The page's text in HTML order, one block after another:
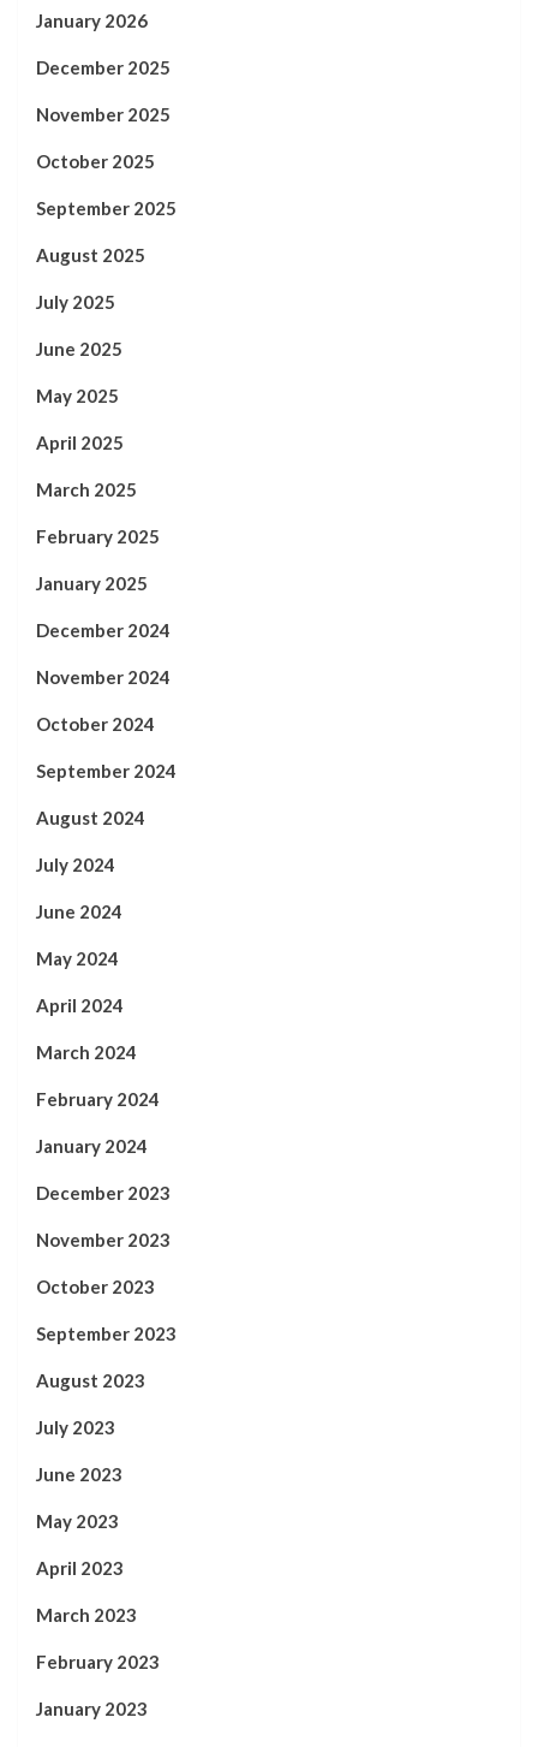
January 2026
December 2025
November 2025
October 2025
September 2025
August 2025
July 2025
June 2025
May 2025
April 2025
March 2025
February 2025
January 2025
December 2024
November 2024
October 2024
September 2024
August 2024
July 2024
June 2024
May 2024
April 2024
March 2024
February 2024
January 2024
December 2023
November 2023
October 2023
September 2023
August 2023
July 2023
June 2023
May 2023
April 2023
March 2023
February 2023
January 2023